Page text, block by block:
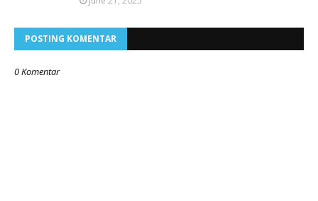
POSTING KOMENTAR
0 Komentar